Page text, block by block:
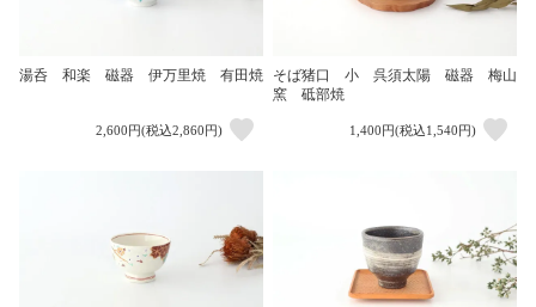
湯呑 和楽 磁器 伊万里焼 有田焼
2,600円(税込2,860円)
そば猪口 小 呉須太陽 磁器 梅山
窯 砥部焼
1,400円(税込1,540円)